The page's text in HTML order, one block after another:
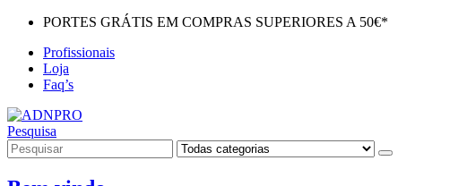
PORTES GRÁTIS EM COMPRAS SUPERIORES A 50€*
Profissionais
Loja
Faq’s
Pesquisa